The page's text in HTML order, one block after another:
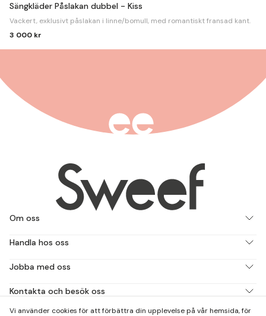
Sängkläder Påslakan dubbel - Kiss
Vackert, exklusivt påslakan i linne/bomull, med romantiskt fransad kant.
3 000 kr
Om oss
Handla hos oss
Jobba med oss
Kontakta och besök oss
Vi använder cookies för att förbättra din upplevelse på vår hemsida, för